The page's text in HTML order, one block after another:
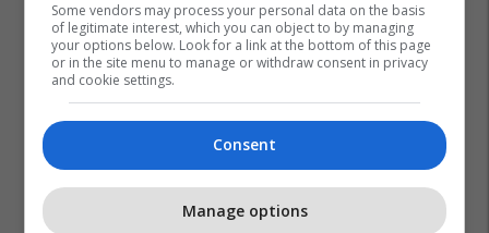
Aleanca Për Shqiptarët - Ash
Some vendors may process your personal data on the basis
of legitimate interest, which you can object to by managing
your options below. Look for a link at the bottom of this page
or in the site menu to manage or withdraw consent in privacy
and cookie settings.
Consent
Manage options